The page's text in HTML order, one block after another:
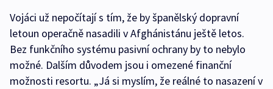
Vojáci už nepočítají s tím, že by španělský dopravní
letoun operačně nasadili v Afghánistánu ještě letos.
Bez funkčního systému pasivní ochrany by to nebylo
možné. Dalším důvodem jsou i omezené finanční
možnosti resortu. „Já si myslím, že reálné to nasazení v